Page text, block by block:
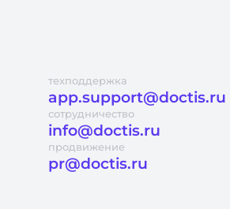
техподдержка
app.support@doctis.ru
сотрудничество
info@doctis.ru
продвижение
pr@doctis.ru